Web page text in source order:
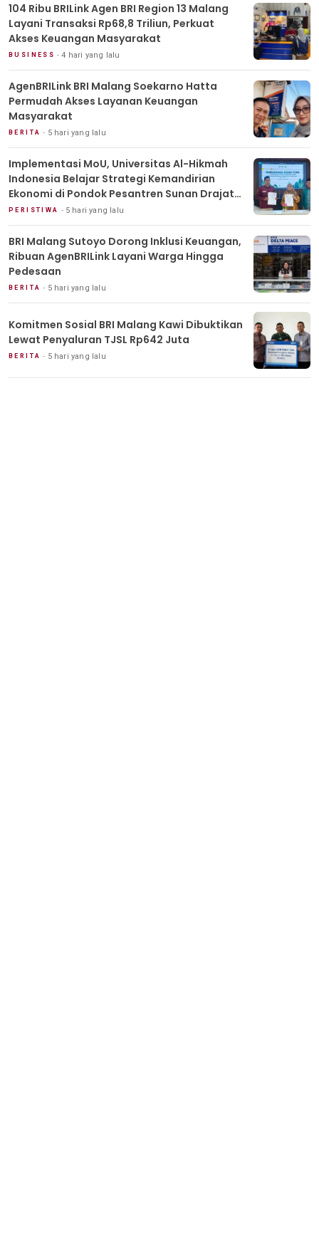
104 Ribu BRILink Agen BRI Region 13 Malang
Layani Transaksi Rp68,8 Triliun, Perkuat
Akses Keuangan Masyarakat
BUSINESS 4 hari yang lalu
AgenBRILink BRI Malang Soekarno Hatta
Permudah Akses Layanan Keuangan
Masyarakat
BERITA 5 hari yang lalu
Implementasi MoU, Universitas Al-Hikmah
Indonesia Belajar Strategi Kemandirian
Ekonomi di Pondok Pesantren Sunan Drajat
Lamongan
PERISTIWA 5 hari yang lalu
BRI Malang Sutoyo Dorong Inklusi Keuangan,
Ribuan AgenBRILink Layani Warga Hingga
Pedesaan
BERITA 5 hari yang lalu
Komitmen Sosial BRI Malang Kawi Dibuktikan
Lewat Penyaluran TJSL Rp642 Juta
BERITA 5 hari yang lalu